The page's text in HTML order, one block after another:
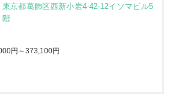
東京都葛飾区西新小岩4-42-12イソマビル5
階
円～373,100円